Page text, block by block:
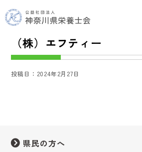
（株）エフティー
投稿日：2024年2月27日
県民の方へ